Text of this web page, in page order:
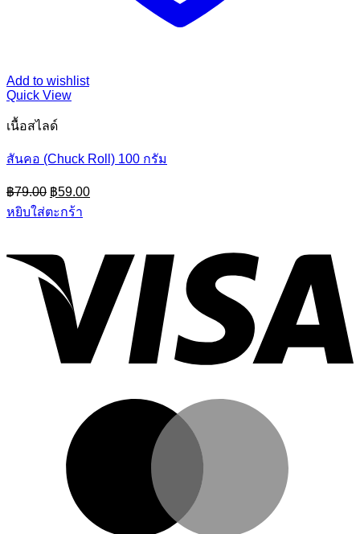
Add to wishlist
Quick View
เนื้อสไลด์
สันคอ (Chuck Roll) 100 กรัม
฿79.00 Original
price
was:
฿59.00Current
price
หยิบใส่ตะกร้า